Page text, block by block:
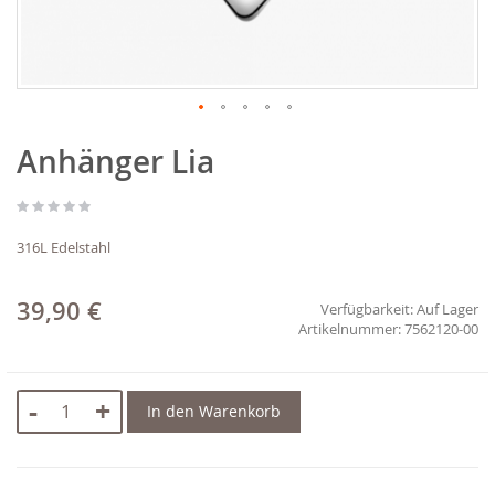
Anfang
der
springen
Anhänger Lia
316L Edelstahl
39,90 € Verfügbarkeit:Auf Lager
7562120-00
- + In den Warenkorb